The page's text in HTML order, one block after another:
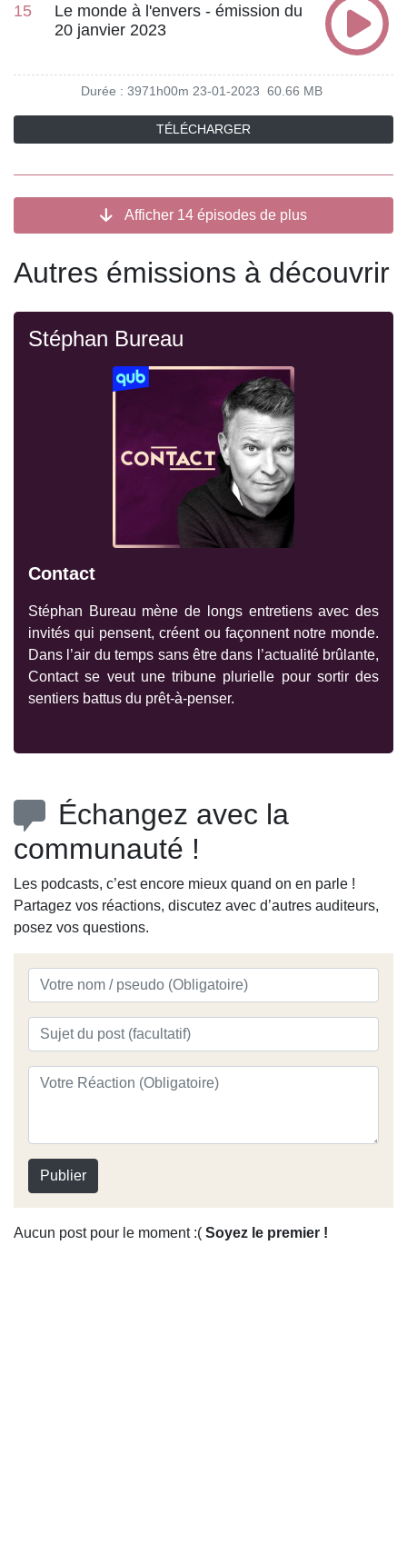
15
Le monde à l'envers - émission du
20 janvier 2023
Durée : 3971h00m 23-01-2023 60.66 MB
TÉLÉCHARGER
Afficher 14 épisodes de plus
Autres émissions à découvrir
Stéphan Bureau
Contact
Stéphan Bureau mène de longs entretiens avec des
invités qui pensent, créent ou façonnent notre monde.
Dans l’air du temps sans être dans l’actualité brûlante,
Contact se veut une tribune plurielle pour sortir des
sentiers battus du prêt-à-penser.
Échangez avec la
communauté !
Les podcasts, c’est encore mieux quand on en parle !
Partagez vos réactions, discutez avec d’autres auditeurs,
posez vos questions.
Publier
Aucun post pour le moment :( Soyez le premier !